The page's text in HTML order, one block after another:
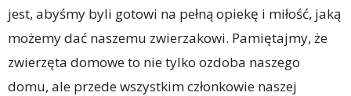
jest, abyśmy byli gotowi na pełną opiekę i miłość, jaką
możemy dać naszemu zwierzakowi. Pamiętajmy, że
zwierzęta domowe to nie tylko ozdoba naszego
domu, ale przede wszystkim członkowie naszej